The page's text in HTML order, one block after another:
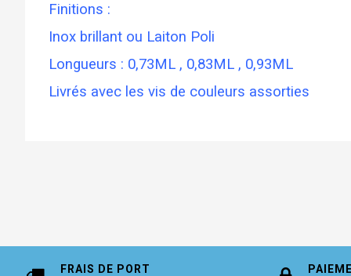
Finitions :
Inox brillant ou Laiton Poli
Longueurs : 0,73ML , 0,83ML , 0,93ML
Livrés avec les vis de couleurs assorties
FRAIS DE PORT